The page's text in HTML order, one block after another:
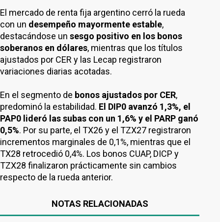
El mercado de renta fija argentino cerró la rueda
con un desempeño mayormente estable,
destacándose un sesgo positivo en los bonos
soberanos en dólares, mientras que los títulos
ajustados por CER y las Lecap registraron
variaciones diarias acotadas.
En el segmento de bonos ajustados por CER,
predominó la estabilidad. El DIP0 avanzó 1,3%, el
PAP0 lideró las subas con un 1,6% y el PARP ganó
0,5%. Por su parte, el TX26 y el TZX27 registraron
incrementos marginales de 0,1%, mientras que el
TX28 retrocedió 0,4%. Los bonos CUAP, DICP y
TZX28 finalizaron prácticamente sin cambios
respecto de la rueda anterior.
NOTAS RELACIONADAS